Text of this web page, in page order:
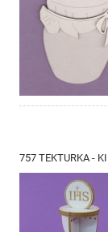
757 TEKTURKA -